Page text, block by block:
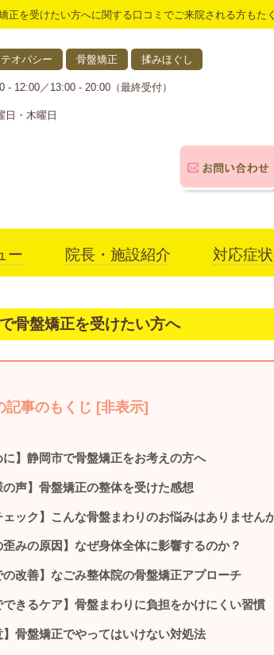
を受けたい方へに関する口コミでご来院される方もた
オパシー 骨盤矯正 揉みほぐし
- 12:00／13:00 - 20:00（最終受付）
日・木曜日
ー 院長・施設紹介 対応症
アクセス
骨盤矯正を受けたい方へ
記事のもくじ [非表示]
に】静岡市で骨盤矯正をお考えの方へ
の声】骨盤矯正の整体を受けた感想
ェック】こんな骨盤まわりのお悩みはありません
歪みの原因】なぜ身体全体に影響するのか？
の改善】なごみ整体院の骨盤矯正アプローチ
できるケア】骨盤まわりに負担をかけにくい習慣
】骨盤矯正でやってはいけない対処法